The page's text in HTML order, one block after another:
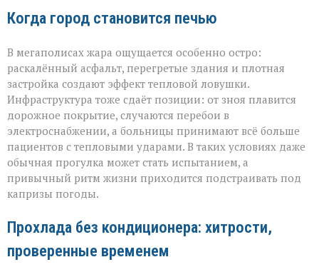
Когда город становится печью
В мегаполисах жара ощущается особенно остро:
раскалённый асфальт, перегретые здания и плотная
застройка создают эффект тепловой ловушки.
Инфраструктура тоже сдаёт позиции: от зноя плавится
дорожное покрытие, случаются перебои в
электроснабжении, а больницы принимают всё больше
пациентов с тепловыми ударами. В таких условиях даже
обычная прогулка может стать испытанием, а
привычный ритм жизни приходится подстраивать под
капризы погоды.
Прохлада без кондиционера: хитрости,
проверенные временем